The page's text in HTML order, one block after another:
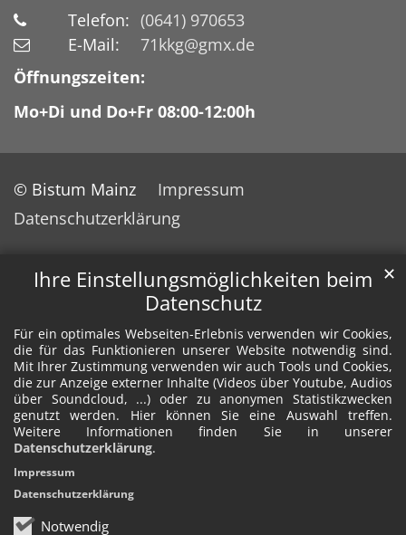
Ihre Einstellungsmöglichkeiten beim
Datenschutz
Für ein optimales Webseiten-Erlebnis verwenden wir Cookies,
die für das Funktionieren unserer Website notwendig sind.
Mit Ihrer Zustimmung verwenden wir auch Tools und Cookies,
die zur Anzeige externer Inhalte (Videos über Youtube, Audios
über Soundcloud, ...) oder zu anonymen Statistikzwecken
genutzt werden. Hier können Sie eine Auswahl treffen.
Weitere Informationen finden Sie in unserer
Datenschutzerklärung.
Notwendig
✕
Impressum
Datenschutzerklärung
Telefon: (0641) 970653
E-Mail:
71kkg@gmx.de
Öffnungszeiten:
Mo+Di und Do+Fr 08:00-12:00h
© Bistum Mainz
Impressum
Datenschutzerklärung